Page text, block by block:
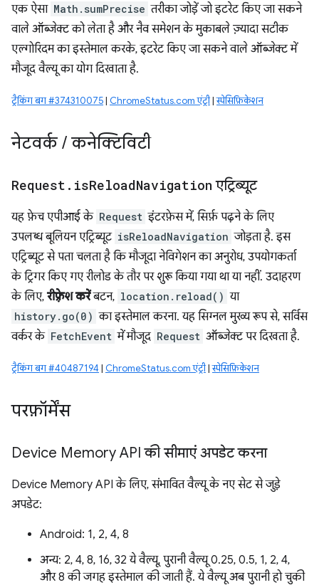
एक ऐसा Math.sumPrecise तरीका जोड़ें जो इटरेट किए जा सकने
वाले ऑब्जेक्ट को लेता है और नैव समेशन के मुकाबले ज़्यादा सटीक
एल्गोरिदम का इस्तेमाल करके, इटरेट किए जा सकने वाले ऑब्जेक्ट में
मौजूद वैल्यू का योग दिखाता है.
ट्रैकिंग बग #374310075| ChromeStatus.com एंट्री|स्पेसिफ़िकेशन
नेटवर्क / कनेक्टिविटी
Request . isReloadNavigation एट्रिब्यूट
यह फ़ेच एपीआई के Request इंटरफ़ेस में, सिर्फ़ पढ़ने के लिए
उपलब्ध बूलियन एट्रिब्यूट isReloadNavigation जोड़ता है. इस
एट्रिब्यूट से पता चलता है कि मौजूदा नेविगेशन का अनुरोध, उपयोगकर्ता
के ट्रिगर किए गए रीलोड के तौर पर शुरू किया गया था या नहीं. उदाहरण
के लिए, रीफ़्रेश करेंबटन, location.reload() या
history.go(0) का इस्तेमाल करना. यह सिग्नल मुख्य रूप से, सर्विस
वर्कर के FetchEvent में मौजूद Request ऑब्जेक्ट पर दिखता है.
ट्रैकिंग बग #40487194 | ChromeStatus.com एंट्री|स्पेसिफ़िकेशन
परफ़ॉर्मेंस
Device Memory API की सीमाएं अपडेट करना
Device Memory API के लिए, संभावित वैल्यू के नए सेट से जुड़े
अपडेट:
Android: 1, 2, 4, 8
अन्य: 2, 4, 8, 16, 32 ये वैल्यू, पुरानी वैल्यू 0.25, 0.5, 1, 2, 4,
और 8 की जगह इस्तेमाल की जाती हैं. ये वैल्यू अब पुरानी हो चुकी